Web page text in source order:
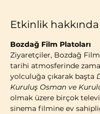
Etkinlik hakkında
Bozdağ Film Platoları
Ziyaretçiler, Bozdağ Film
tarihi atmosferinde
yolculuğa çıkarak başta
Kuruluş Osman ve
olmak üzere birçok
sinema filmine ev